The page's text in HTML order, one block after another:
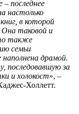
последнее
настолько
в которой
таковой и
также
семьи
драмой.
последовавшую за
и холокост», –
Холлетт.